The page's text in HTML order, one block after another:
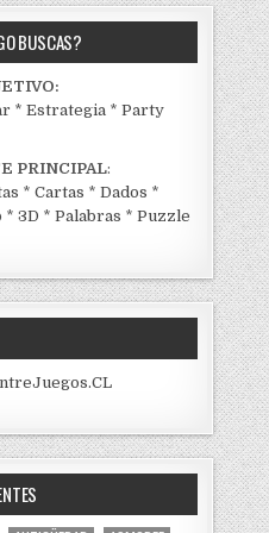
BUSCAS?
*Estrategia *Party
PRINCIPAL:
*Cartas *Dados *
*3D *Palabras *Puzzle